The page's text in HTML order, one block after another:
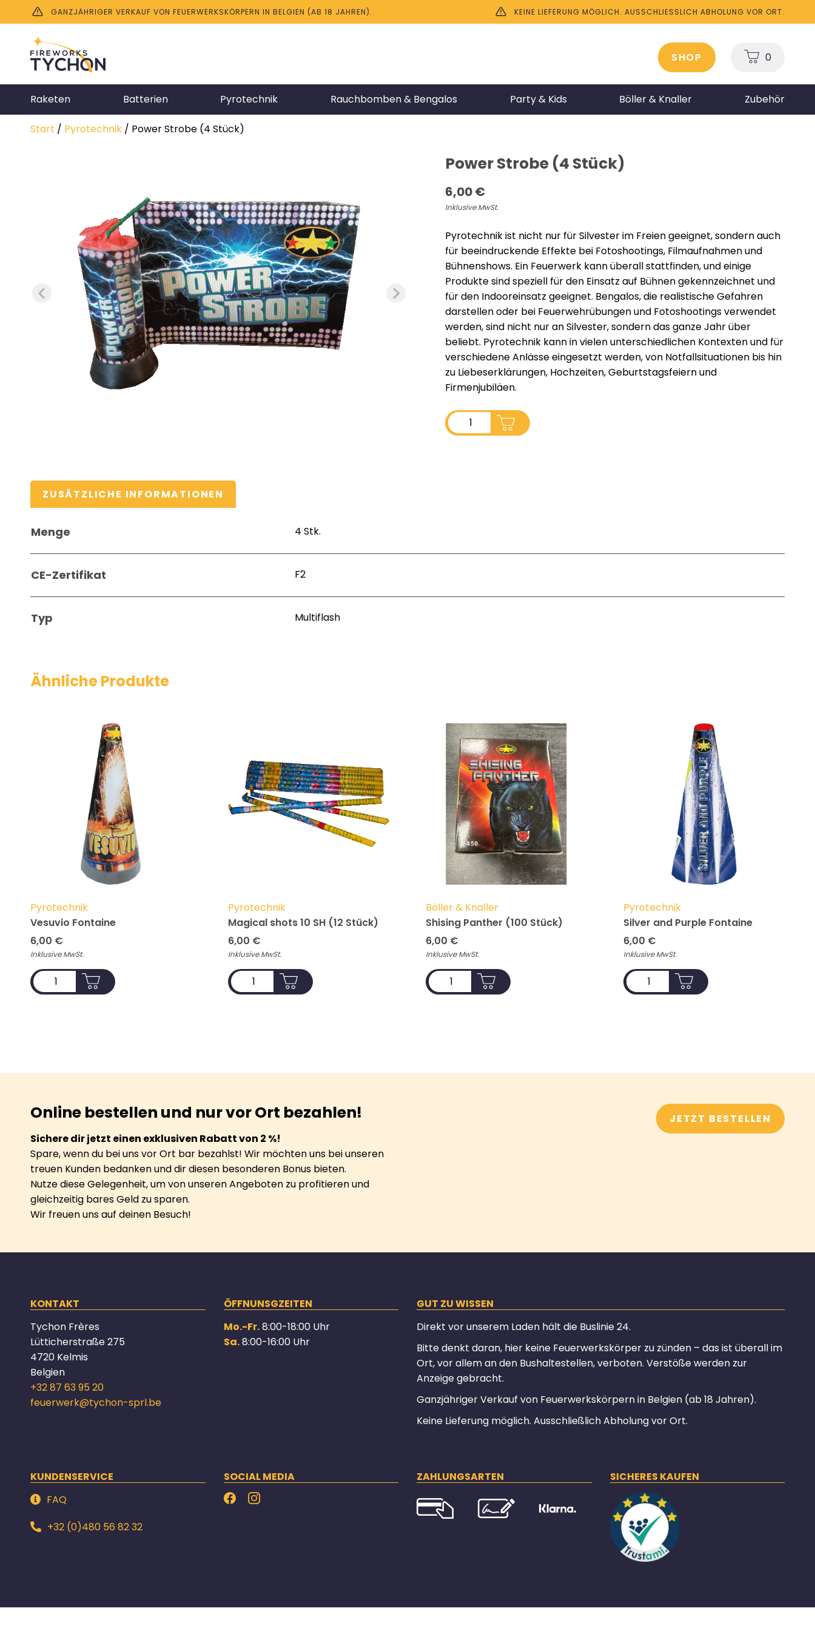
GANZJÄHRIGER VERKAUF VON FEUERWERKSKÖRPERN IN BELGIEN (AB 18 JAHREN). KEINE LIEFERUNG MÖGLICH. AUSSCHLIESSLICH ABHOLUNG VOR ORT.
SHOP 0
Raketen Batterien Pyrotechnik Rauchbomben & Bengalos Party & Kids Böller & Knaller Zubehör
Start / Pyrotechnik / Power Strobe (4 Stück)
Power Strobe (4 Stück)
6,00€
Inklusive MwSt.
Pyrotechnik ist nicht nur für Silvester im Freien geeignet, sondern auch
für beeindruckende Effekte bei Fotoshootings, Filmaufnahmen und
Bühnenshows. Ein Feuerwerk kann überall stattfinden, und einige
Produkte sind speziell für den Einsatz auf Bühnen gekennzeichnet und
für den Indooreinsatz geeignet. Bengalos, die realistische Gefahren
darstellen oder bei Feuerwehrübungen und Fotoshootings verwendet
werden, sind nicht nur an Silvester, sondern das ganze Jahr über
beliebt. Pyrotechnik kann in vielen unterschiedlichen Kontexten und für
verschiedene Anlässe eingesetzt werden, von Notfallsituationen bis hin
zu Liebeserklärungen, Hochzeiten, Geburtstagsfeiern und
Firmenjubiläen.
ZUSÄTZLICHE INFORMATIONEN
Menge 4 Stk.
CE-Zertifikat F2
Typ Multiflash
Ähnliche Produkte
Pyrotechnik
Vesuvio Fontaine
6,00 €
Inklusive MwSt.
Pyrotechnik
Magical shots 10 SH (12 Stück)
6,00 €
Inklusive MwSt.
Böller & Knaller
Shising Panther (100 Stück)
6,00 €
Inklusive MwSt.
Pyrotechnik
Silver and Purple Fontaine
6,00 €
Inklusive MwSt.
Online bestellen und nur vor Ort bezahlen!
Sichere dir jetzt einen exklusiven Rabatt von 2 %!
Spare, wenn du bei uns vor Ort bar bezahlst! Wir möchten uns bei unseren
treuen Kunden bedanken und dir diesen besonderen Bonus bieten.
Nutze diese Gelegenheit, um von unseren Angeboten zu profitieren und
gleichzeitig bares Geld zu sparen.
Wir freuen uns auf deinen Besuch!
JETZT BESTELLEN
KONTAKT
Tychon Frères
Lütticherstraße 275
4720 Kelmis
Belgien
+32 87 63 95 20
feuerwerk@tychon-sprl.be
ÖFFNUNSGZEITEN
Mo.-Fr.8:00-18:00 Uhr
Sa.8:00-16:00 Uhr
GUT ZU WISSEN
Direkt vor unserem Laden hält die Buslinie 24.
Bitte denkt daran, hier keine Feuerwerkskörper zu zünden – das ist überall im
Ort, vor allem an den Bushaltestellen, verboten. Verstöße werden zur
Anzeige gebracht.
Ganzjähriger Verkauf von Feuerwerkskörpern in Belgien (ab 18 Jahren).
Keine Lieferung möglich. Ausschließlich Abholung vor Ort.
KUNDENSERVICE
FAQ
+32 (0)480 56 82 32
SOCIAL MEDIA ZAHLUNGSARTEN SICHERES KAUFEN